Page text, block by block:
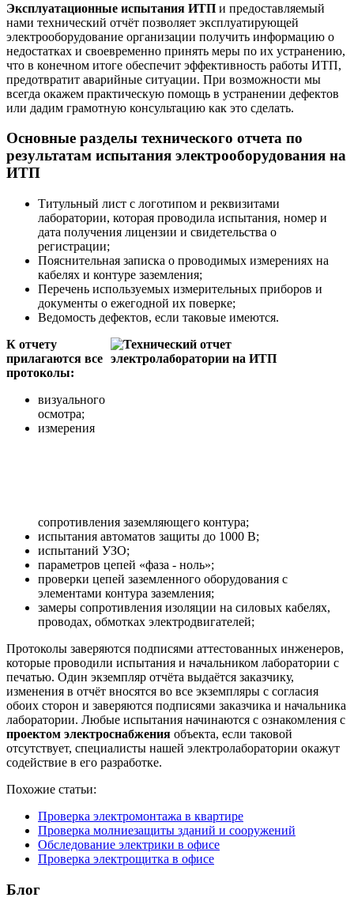
Эксплуатационные испытания ИТП и предоставляемый
нами технический отчёт позволяет эксплуатирующей
электрооборудование организации получить информацию о
недостатках и своевременно принять меры по их устранению,
что в конечном итоге обеспечит эффективность работы ИТП,
предотвратит аварийные ситуации. При возможности мы
всегда окажем практическую помощь в устранении дефектов
или дадим грамотную консультацию как это сделать.
Основные разделы технического отчета по
результатам испытания электрооборудования на
ИТП
Титульный лист с логотипом и реквизитами
лаборатории, которая проводила испытания, номер и
дата получения лицензии и свидетельства о
регистрации;
Пояснительная записка о проводимых измерениях на
кабелях и контуре заземления;
Перечень используемых измерительных приборов и
документы о ежегодной их поверке;
Ведомость дефектов, если таковые имеются.
К отчету
прилагаются все
протоколы:
визуального
осмотра;
измерения
сопротивления заземляющего контура;
испытания автоматов защиты до 1000 В;
испытаний УЗО;
параметров цепей «фаза - ноль»;
проверки цепей заземленного оборудования с
элементами контура заземления;
замеры сопротивления изоляции на силовых кабелях,
проводах, обмотках электродвигателей;
Протоколы заверяются подписями аттестованных инженеров,
которые проводили испытания и начальником лаборатории с
печатью. Один экземпляр отчёта выдаётся заказчику,
изменения в отчёт вносятся во все экземпляры с согласия
обоих сторон и заверяются подписями заказчика и начальника
лаборатории. Любые испытания начинаются с ознакомления с
проектом электроснабжения объекта, если таковой
отсутствует, специалисты нашей электролаборатории окажут
содействие в его разработке.
Похожие статьи:
Проверка электромонтажа в квартире
Проверка молниезащиты зданий и сооружений
Обследование электрики в офисе
Проверка электрощитка в офисе
Блог